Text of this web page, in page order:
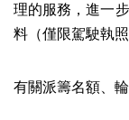
理的服務，進一
料（僅限駕駛執
有關派籌名額、